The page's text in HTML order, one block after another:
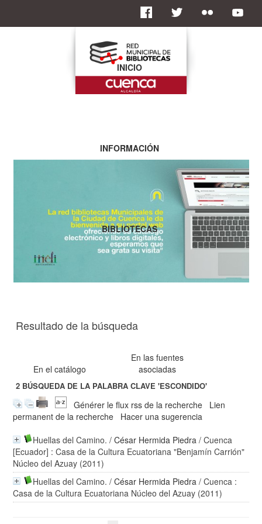
Resultado de la búsqueda
En el catálogo
En las fuentes
asociadas
2 BÚSQUEDA DE LA PALABRA CLAVE'ESCONDIDO'
Générer le flux rss de la recherche
Lien
permanent de la recherche
Hacer una sugerencia
Huellas del Camino. /César Hermida Piedra / Cuenca
[Ecuador] : Casa de la Cultura Ecuatoriana "Benjamín Carrión"
Núcleo del Azuay (2011)
Huellas del Camino. /César Hermida Piedra / Cuenca :
Casa de la Cultura Ecuatoriana Núcleo del Azuay (2011)
INICIO
INFORMACIÓN
BIBLIOTECAS